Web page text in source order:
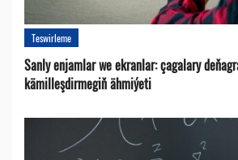
Teswirleme
Sanly enjamlar we ekranlar: çagalary
kämilleşdirmegiň ähmiýeti